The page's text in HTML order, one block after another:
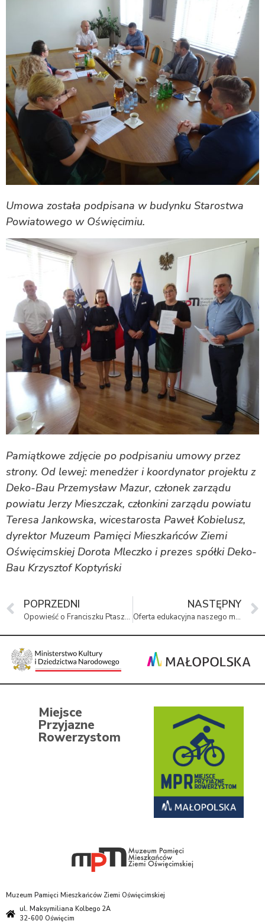
Umowa została podpisana w budynku Starostwa
Powiatowego w Oświęcimiu.
Pamiątkowe zdjęcie po podpisaniu umowy przez
strony. Od lewej: menedżer i koordynator projektu z
Deko-Bau Przemysław Mazur, członek zarządu
powiatu Jerzy Mieszczak, członkini zarządu powiatu
Teresa Jankowska, wicestarosta Paweł Kobielusz,
dyrektor Muzeum Pamięci Mieszkańców Ziemi
Oświęcimskiej Dorota Mleczko i prezes spółki Deko-
Bau Krzysztof Koptyński
POPRZEDNI
Opowieść o Franciszku Ptaszniku wkrótce na naszym portalu edukacyjnym
NASTĘPNY
Oferta edukacyjna naszego muzeum
Miejsce
Przyjazne
Rowerzystom
Muzeum Pamięci Mieszkańców Ziemi Oświęcimskiej
ul. Maksymiliana Kolbego 2A
32-600 Oświęcim